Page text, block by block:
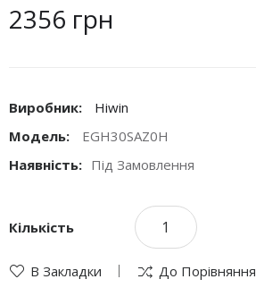
2356 грн
Виробник:
Hiwin
Модель:
EGH30SAZ0H
Наявність: Під Замовлення
Кількість
В Закладки До Порівняння